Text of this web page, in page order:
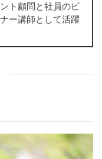
ト顧問と社員のビ
ー講師として活躍